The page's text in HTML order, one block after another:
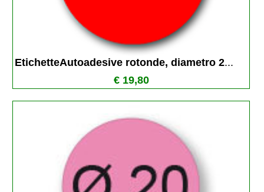
EtichetteAutoadesive rotonde, diametro 2...
€ 19,80